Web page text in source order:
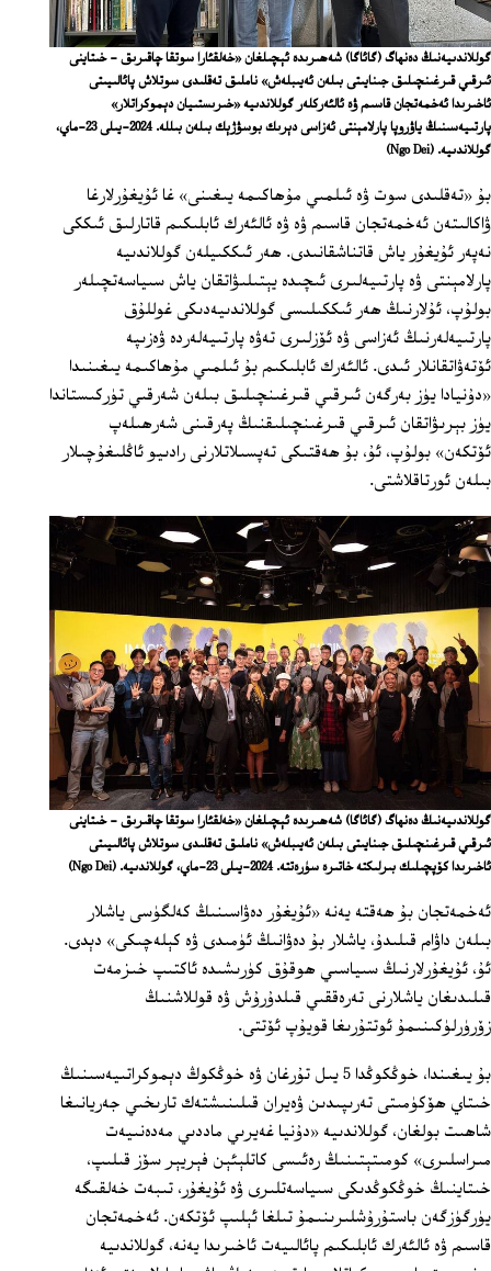
گوللاندىيەنىڭ دەنھاگ (گائاگا) شەھىرىدە ئېچىلغان «خەلقئارا سوتقا چاقىرىق - خىتاينى
ئىرقىي قىرغىنچىلىق جىنايىتى بىلەن ئەيىبلەش» ناملىق تەقلىدى سوتلاش پائالىيىتى
ئاخىرىدا ئەخمەتجان قاسىم ۋە ئالئەركلەر گوللاندىيە «خىرىستىيان دېموكراتلار»
پارتىيەسىنىڭ ياۋروپا پارلامېنتى ئەزاسى دېرىك بوسۋژېك بىلەن بىللە. 2024-يىلى 23-ماي،
گوللاندىيە. (Ngo Dei)
بۇ «تەقلىدى سوت ۋە ئىلمىي مۇھاكىمە يىغىنى» غا ئۇيغۇرلارغا
ۋاكالىتەن ئەخمەتجان قاسىم ۋە ۋە ئالئەرك ئابلىكىم قاتارلىق ئىككى
نەپەر ئۇيغۇر ياش قاتناشقانىدى. ھەر ئىككىيلەن گوللاندىيە
پارلامېنتى ۋە پارتىيەلىرى ئىچىدە يېتىلىۋاتقان ياش سىياسەتچىلەر
بولۇپ، ئۇلارنىڭ ھەر ئىككىلىسى گوللاندىيەدىكى غوللۇق
پارتىيەلەرنىڭ ئەزاسى ۋە ئۆزلىرى تەۋە پارتىيەلەردە ۋەزىپە
ئۆتەۋاتقانلار ئىدى. ئالئەرك ئابلىكىم بۇ ئىلمىي مۇھاكىمە يىغىنىدا
«دۇنيادا يۈز بەرگەن ئىرقىي قىرغىنچىلىق بىلەن شەرقىي تۈركىستاندا
يۈز بېرىۋاتقان ئىرقىي قىرغىنچىلىقنىڭ پەرقىنى شەرھىلەپ
ئۆتكەن» بولۇپ، ئۇ، بۇ ھەقتىكى تەپسىلاتلارنى رادىيو ئاڭلىغۇچىلار
بىلەن ئورتاقلاشتى.
گوللاندىيەنىڭ دەنھاگ (گائاگا) شەھىرىدە ئېچىلغان «خەلقئارا سوتقا چاقىرىق - خىتاينى
ئىرقىي قىرغىنچىلىق جىنايىتى بىلەن ئەيىبلەش» ناملىق تەقلىدى سوتلاش پائالىيىتى
ئاخىرىدا كۆپچىلىك بىرلىكتە خاتىرە سۈرەتتە. 2024-يىلى 23-ماي، گوللاندىيە.
(Ngo Dei)
ئەخمەتجان بۇ ھەقتە يەنە «ئۇيغۇر دەۋاسىنىڭ كەلگۈسى ياشلار
بىلەن داۋام قىلىدۇ، ياشلار بۇ دەۋانىڭ ئۈمىدى ۋە كېلەچىكى» دېدى.
ئۇ، ئۇيغۇرلارنىڭ سىياسىي ھوقۇق كۈرىشىدە ئاكتىپ خىزمەت
قىلىدىغان ياشلارنى تەرەققىي قىلدۇرۇش ۋە قوللاشنىڭ
زۆرۈرلۈكىنىمۇ ئوتتۇرىغا قويۇپ ئۆتتى.
بۇ يىغىندا، خوڭكوڭدا 5 يىل تۇرغان ۋە خوڭكوڭ دېموكراتىيەسىنىڭ
خىتاي ھۆكۈمىتى تەرىپىدىن ۋەيران قىلىنىشتەك تارىخىي جەريانىغا
شاھىت بولغان، گوللاندىيە «دۇنيا غەيرىي ماددىي مەدەنىيەت
مىراسلىرى» كومىتېتىنىڭ رەئىسى كاتلېئېن فېريېر سۆز قىلىپ،
خىتاينىڭ خوڭكوڭدىكى سىياسەتلىرى ۋە ئۇيغۇر، تىبەت خەلقىگە
يۈرگۈزگەن باستۇرۇشلىرىنىمۇ تىلغا ئېلىپ ئۆتكەن. ئەخمەتجان
قاسىم ۋە ئالئەرك ئابلىكىم پائالىيەت ئاخىرىدا يەنە، گوللاندىيە